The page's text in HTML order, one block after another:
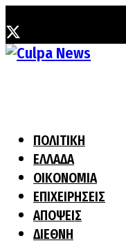
ΠΟΛΙΤΙΚΗ
ΕΛΛΑΔΑ
ΟΙΚΟΝΟΜΙΑ
ΕΠΙΧΕΙΡΗΣΕΙΣ
ΑΠΟΨΕΙΣ
ΔΙΕΘΝΗ